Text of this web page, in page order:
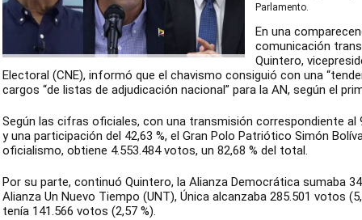
Parlamento.
En una
comunicación
Quintero,
Electoral (CNE), informó que el chavismo consiguió con una
cargos “de listas de adjudicación nacional” para la AN, según el
Según las cifras oficiales, con una transmisión correspondiente al
y una participación del 42,63 %, el Gran Polo Patriótico Simón
oficialismo, obtiene 4.553.484 votos, un 82,68 % del total.
Por su parte, continuó Quintero, la Alianza Democrática sumaba
Alianza Un Nuevo Tiempo (UNT), Única alcanzaba 285.501 votos
tenía 141.566 votos (2,57 %).